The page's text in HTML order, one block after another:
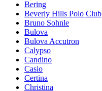
Bering
Beverly Hills Polo Club
Bruno Sohnle
Bulova
Bulova Accutron
Calypso
Candino
Casio
Certina
Christina